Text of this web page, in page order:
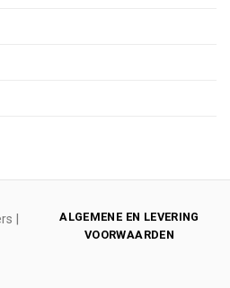
|
ALGEMENE EN LEVERING
VOORWAARDEN